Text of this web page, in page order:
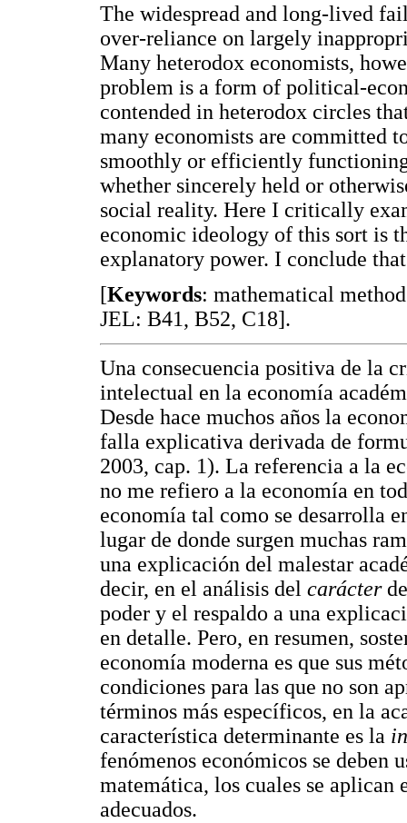
The widespread and long-lived
over-reliance on largely
Many heterodox economists,
problem is a form of political-
contended in heterodox circles
many economists are committed
smoothly or efficiently
whether sincerely held or
social reality. Here I critically
economic ideology of this sort is
explanatory power. I conclude
[Keywords: mathematical
JEL: B41, B52, C18].
Una consecuencia positiva de la
intelectual en la economía
Desde hace muchos años la
falla explicativa derivada de
2003, cap. 1). La referencia a la
no me refiero a la economía en
economía tal como se desarrolla
lugar de donde surgen muchas
una explicación del malestar
decir, en el análisis del carácter
poder y el respaldo a una
en detalle. Pero, en resumen,
economía moderna es que sus
condiciones para las que no son
términos más específicos, en la
característica determinante es la
fenómenos económicos se deben
matemática, los cuales se aplican
adecuados.